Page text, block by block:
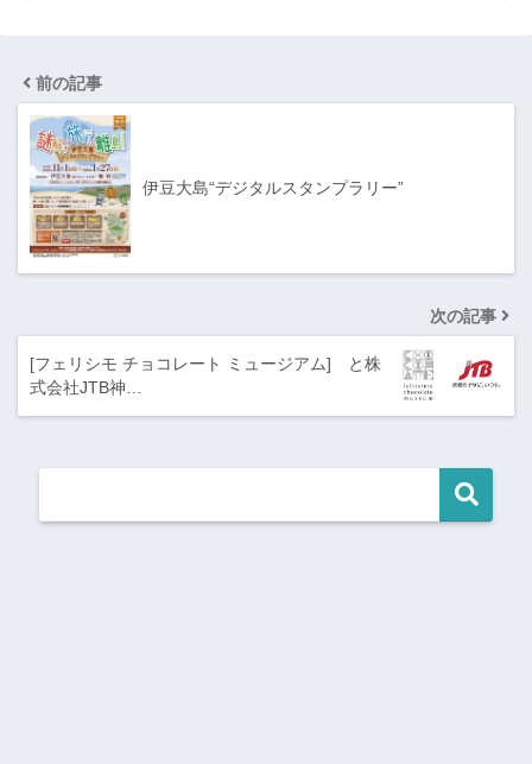
前の記事
伊豆大島“デジタルスタンプラリー”
次の記事
[フェリシモ チョコレート ミュージアム] と株
式会社JTB神…